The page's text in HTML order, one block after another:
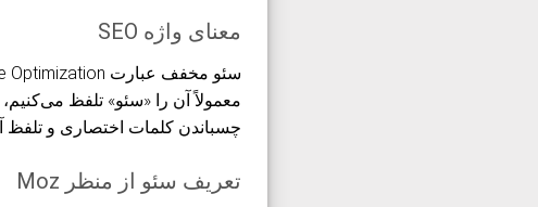
معنای واژه SEO
معمولاً آن را «سئو» تلفظ
چسباندن کلمات اختصاری و تلفظ
تعریف سئو از منظر Moz